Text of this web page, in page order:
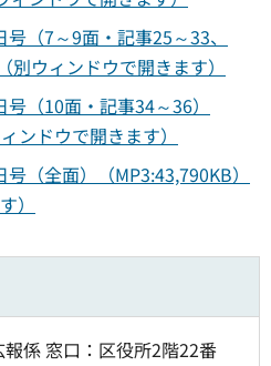
（7～9面・記事25～33、
ウィンドウで開きます）
（10面・記事34～36）
ンドウで開きます）
（全面）（MP3:43,790KB）
）
係 窓口：区役所2階22番